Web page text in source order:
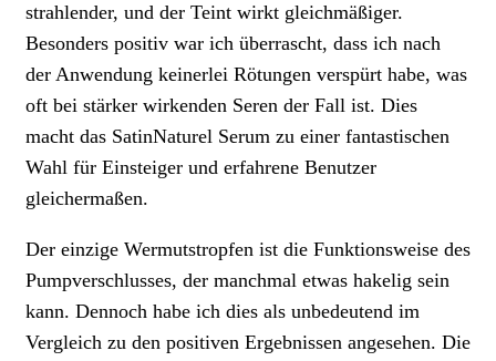
strahlender, und der Teint wirkt gleichmäßiger.
Besonders positiv war ich überrascht, dass ich nach
der Anwendung keinerlei Rötungen verspürt habe, was
oft bei stärker wirkenden Seren der Fall ist. Dies
macht das SatinNaturel Serum zu einer fantastischen
Wahl für Einsteiger und erfahrene Benutzer
gleichermaßen.
Der einzige Wermutstropfen ist die Funktionsweise des
Pumpverschlusses, der manchmal etwas hakelig sein
kann. Dennoch habe ich dies als unbedeutend im
Vergleich zu den positiven Ergebnissen angesehen. Die